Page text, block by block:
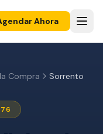
Ahora
Compra Sorrento